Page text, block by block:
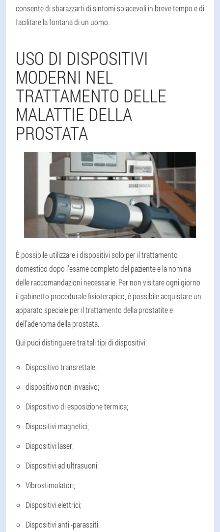
consente di sbarazzarti di sintomi spiacevoli in breve tempo e di
facilitare la fontana di un uomo.
USO DI DISPOSITIVI
MODERNI NEL
TRATTAMENTO DELLE
MALATTIE DELLA
PROSTATA
È possibile utilizzare i dispositivi solo per il trattamento
domestico dopo l'esame completo del paziente e la nomina
delle raccomandazioni necessarie. Per non visitare ogni giorno
il gabinetto procedurale fisioterapico, è possibile acquistare un
apparato speciale per il trattamento della prostatite e
dell'adenoma della prostata.
Qui puoi distinguere tra tali tipi di dispositivi:
Dispositivo transrettale;
dispositivo non invasivo;
Dispositivo di esposizione termica;
Dispositivi magnetici;
Dispositivi laser;
Dispositivi ad ultrasuoni;
Vibrostimolatori;
Dispositivi elettrici;
Dispositivi anti -parassiti.